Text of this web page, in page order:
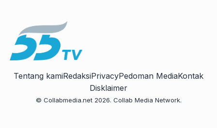
Tentang kamiRedaksiPrivacyPedoman MediaKontak
Disklaimer
© Collabmedia.net 2026. Collab Media Network.